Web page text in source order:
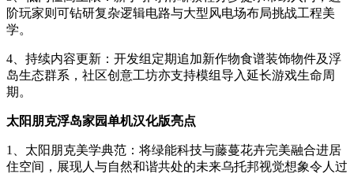
阶玩家则可钻研复杂逻辑电路与大型风电场布局挑战工程美
学。
4、持续内容更新：开发组定期追加新作物食谱装饰物件及浮
岛生态群系，社区创意工坊亦支持模组导入延长游戏生命周
期。
太阳朋克浮岛家园单机汉化版亮点
1、太阳朋克美学典范：将绿能科技与藤蔓花卉完美融合进居
住空间，展现人与自然和谐共处的未来乌托邦视觉想象令人过